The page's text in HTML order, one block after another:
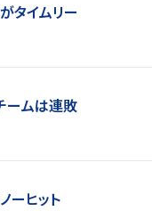
タイムリー
ームは連敗
ーヒット